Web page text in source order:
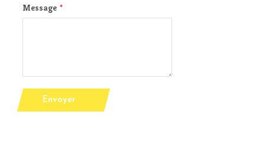
Message *
Envoyer